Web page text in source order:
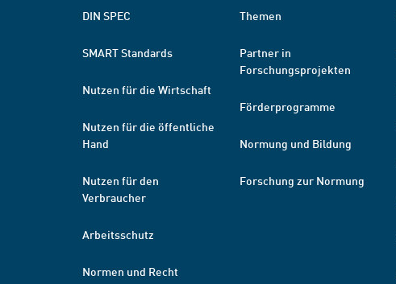
DIN SPEC
SMART Standards
Nutzen für die Wirtschaft
Nutzen für die öffentliche
Hand
Nutzen für den
Verbraucher
Arbeitsschutz
Normen und Recht
Themen
Partner in
Forschungsprojekten
Förderprogramme
Normung und Bildung
Forschung zur Normung